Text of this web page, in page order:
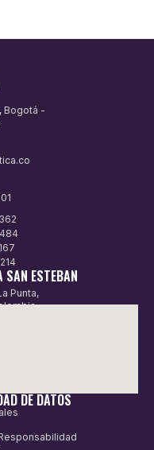
Bogotá -
SAN ESTEBAN
Punta,
DE DATOS